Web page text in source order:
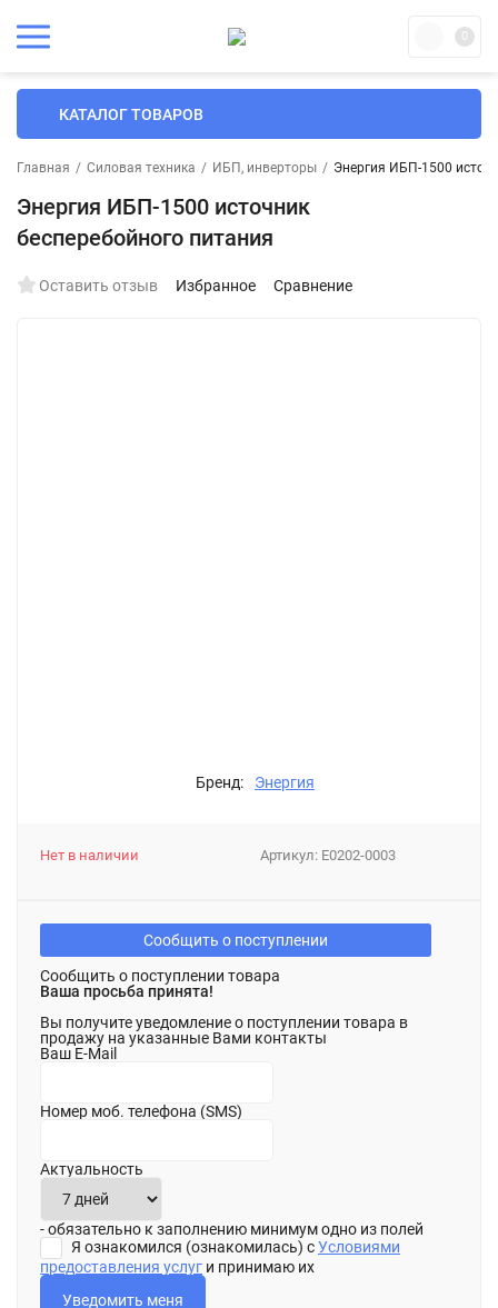
0
КАТАЛОГ ТОВАРОВ
Главная / Силовая техника / ИБП, инверторы / Энергия ИБП-1500
Энергия ИБП-1500 источник
бесперебойного питания
Оставить отзыв Избранное Сравнение
Бренд: Энергия
Артикул: Е0202-0003
Нет в наличии
Сообщить о поступлении
Сообщить о поступлении товара
Ваша просьба принята!
Вы получите уведомление о поступлении товара в
продажу на указанные Вами контакты
Ваш E-Mail
Номер моб. телефона (SMS)
Актуальность
- обязательно к заполнению минимум одно из полей
Я ознакомился (ознакомилась) сУсловиями
предоставления услуг и принимаю их